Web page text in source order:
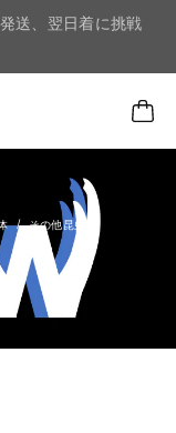
送、翌日着に挑戦
その他昆虫